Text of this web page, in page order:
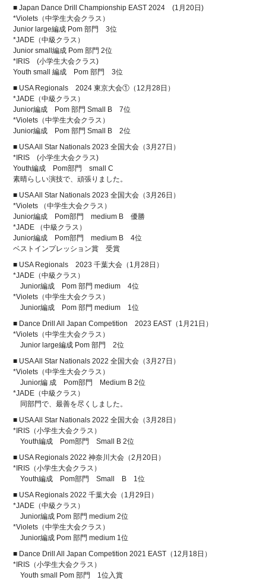
■ Japan Dance Drill Championship EAST 2024 (1月20日)
*Violets（中学生大会クラス）
Junior large編成 Pom 部門 3位
*JADE（中級クラス）
Junior small編成 Pom 部門 2位
*IRIS (小学生大会クラス)
Youth small 編成 Pom 部門 3位
■ USA Regionals 2024 東京大会①（12月28日）
*JADE（中級クラス）
Junior編成 Pom 部門 Small B 7位
*Violets（中学生大会クラス）
Junior編成 Pom 部門 Small B 2位
■ USA All Star Nationals 2023 全国大会（3月27日）
*IRIS (小学生大会クラス)
Youth編成 Pom部門 small C
素晴らしい演技で、頑張りました。
■ USA All Star Nationals 2023 全国大会（3月26日）
*Violets （中学生大会クラス）
Junior編成 Pom部門 medium B 優勝
*JADE （中級クラス）
Junior編成 Pom部門 medium B 4位
ベストインプレッション賞 受賞
■ USA Regionals 2023 千葉大会（1月28日）
*JADE（中級クラス）
Junior編成 Pom 部門 medium 4位
*Violets（中学生大会クラス）
Junior編成 Pom 部門 medium 1位
■ Dance Drill All Japan Competition 2023 EAST（1月21日）
*Violets（中学生大会クラス）
Junior large編成 Pom 部門 2位
■ USA All Star Nationals 2022 全国大会（3月27日）
*Violets（中学生大会クラス）
Junior編 成 Pom部門 Medium B 2位
*JADE（中級クラス）
同部門で、最善を尽くしました。
■ USA All Star Nationals 2022 全国大会（3月28日）
*IRIS（小学生大会クラス）
Youth編成 Pom部門 Small B 2位
■ USA Regionals 2022 神奈川大会（2月20日）
*IRIS（小学生大会クラス）
Youth編成 Pom部門 Small B 1位
■ USA Regionals 2022 千葉大会（1月29日）
*JADE（中級クラス）
Junior編成 Pom 部門 medium 2位
*Violets（中学生大会クラス）
Junior編成 Pom 部門 medium 1位
■ Dance Drill All Japan Competition 2021 EAST（12月18日）
*IRIS（小学生大会クラス）
Youth small Pom 部門 1位入賞